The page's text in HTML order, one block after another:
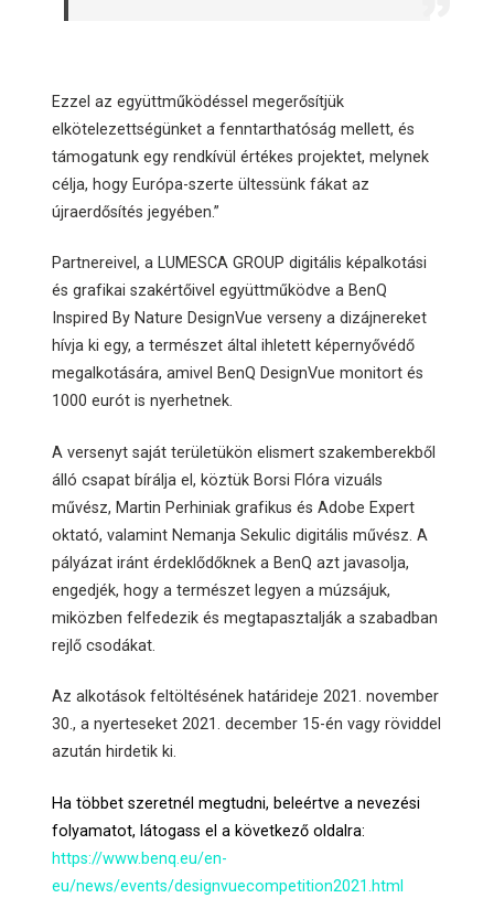
Ezzel az együttműködéssel megerősítjük
elkötelezettségünket a fenntarthatóság mellett, és
támogatunk egy rendkívül értékes projektet, melynek
célja, hogy Európa-szerte ültessünk fákat az
újraerdősítés jegyében.”
Partnereivel, a LUMESCA GROUP digitális képalkotási
és grafikai szakértőivel együttműködve a BenQ
Inspired By Nature DesignVue verseny a dizájnereket
hívja ki egy, a természet által ihletett képernyővédő
megalkotására, amivel BenQ DesignVue monitort és
1000 eurót is nyerhetnek.
A versenyt saját területükön elismert szakemberekből
álló csapat bírálja el, köztük Borsi Flóra vizuáls
művész, Martin Perhiniak grafikus és Adobe Expert
oktató, valamint Nemanja Sekulic digitális művész. A
pályázat iránt érdeklődőknek a BenQ azt javasolja,
engedjék, hogy a természet legyen a múzsájuk,
miközben felfedezik és megtapasztalják a szabadban
rejlő csodákat.
Az alkotások feltöltésének határideje 2021. november
30., a nyerteseket 2021. december 15-én vagy röviddel
azután hirdetik ki.
Ha többet szeretnél megtudni, beleértve a nevezési
folyamatot, látogass el a következő oldalra:
https://www.benq.eu/en-
eu/news/events/designvuecompetition2021.html